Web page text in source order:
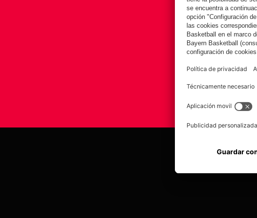
Afición
Aviso legal Política de privacidad